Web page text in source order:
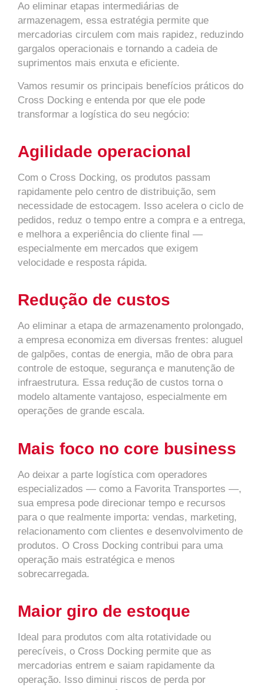
Ao eliminar etapas intermediárias de
armazenagem, essa estratégia permite que
mercadorias circulem com mais rapidez, reduzindo
gargalos operacionais e tornando a cadeia de
suprimentos mais enxuta e eficiente.
Vamos resumir os principais benefícios práticos do
Cross Docking e entenda por que ele pode
transformar a logística do seu negócio:
Agilidade operacional
Com o Cross Docking, os produtos passam
rapidamente pelo centro de distribuição, sem
necessidade de estocagem. Isso acelera o ciclo de
pedidos, reduz o tempo entre a compra e a entrega,
e melhora a experiência do cliente final —
especialmente em mercados que exigem
velocidade e resposta rápida.
Redução de custos
Ao eliminar a etapa de armazenamento prolongado,
a empresa economiza em diversas frentes: aluguel
de galpões, contas de energia, mão de obra para
controle de estoque, segurança e manutenção de
infraestrutura. Essa redução de custos torna o
modelo altamente vantajoso, especialmente em
operações de grande escala.
Mais foco no core business
Ao deixar a parte logística com operadores
especializados — como a Favorita Transportes —,
sua empresa pode direcionar tempo e recursos
para o que realmente importa: vendas, marketing,
relacionamento com clientes e desenvolvimento de
produtos. O Cross Docking contribui para uma
operação mais estratégica e menos
sobrecarregada.
Maior giro de estoque
Ideal para produtos com alta rotatividade ou
perecíveis, o Cross Docking permite que as
mercadorias entrem e saiam rapidamente da
operação. Isso diminui riscos de perda por